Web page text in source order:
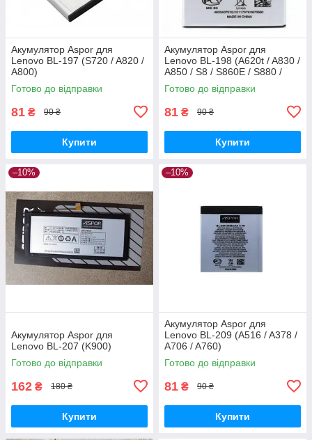
Акумулятор Aspor для
Lenovo BL-197 (S720 / A820 /
A800)
Готово до відправки
81 ₴ 90 ₴
Купити
Акумулятор Aspor для
Lenovo BL-198 (A620t / A830 /
A850 / S8 / S860E / S880 /
S890 / S898t)
Готово до відправки
81 ₴ 90 ₴
Купити
–10%
Акумулятор Aspor для
Lenovo BL-207 (K900)
Готово до відправки
162 ₴ 180 ₴
Купити
–10%
Акумулятор Aspor для
Lenovo BL-209 (A516 / A378 /
A706 / A760)
Готово до відправки
81 ₴ 90 ₴
Купити